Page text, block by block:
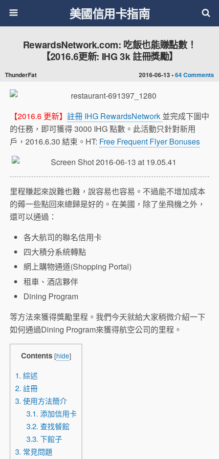
美國信用卡指南
2016-06-13 •64 Comments
RewardsNetwork.com: 吃飯也能賺點數！
【2016.6更新: IHG 3k 註冊獎勵】
ThunderFat
【2016.6 更新】 註冊 IHG RewardsNetwork 並完成下圖中
的任務，即可獲得 3000 IHG 點數。此活動只針對新用
戶，2016.6.30 結束。HT: Free Frequent Flyer Bonuses
里程賺起來說難也難，說容易也容易。不過能不增加成本
的薅一些點回來總歸是好的。在美國，除了坐飛機之外，
還可以通過：
各大航司的聯名信用卡
四大積分系統轉點
網上購物通道(Shopping Portal)
租車、酒店夥伴
Dining Program
等方法來獲得獎勵里程。我們今天就給大家稍微介紹一下
如何通過Dining Program來獲得航空公司的里程。
Contents [hide]
1. 綜述
2. 註冊
3. 使用方法簡介
3.1. 添加信用卡
3.2. 查找餐館
3.3. 下館子
3. 常見問題